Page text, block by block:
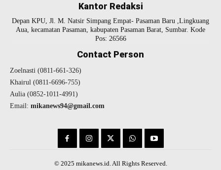
Kantor Redaksi
Depan KPU, Jl. M. Natsir Simpang Empat- Pasaman Baru ,Lingkuang
Aua, kecamatan Pasaman, kabupaten Pasaman Barat, Sumbar. Kode
Pos: 26566
Contact Person
Zoelnasti (0811-661-326)
Khairul (0811-6696-755)
Aulia (0852-1011-4991)
Email: mikanews94@gmail.com
© 2025 mikanews.id. All Rights Reserved.